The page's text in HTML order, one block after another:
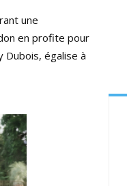
une
en profite pour
Dubois, égalise à